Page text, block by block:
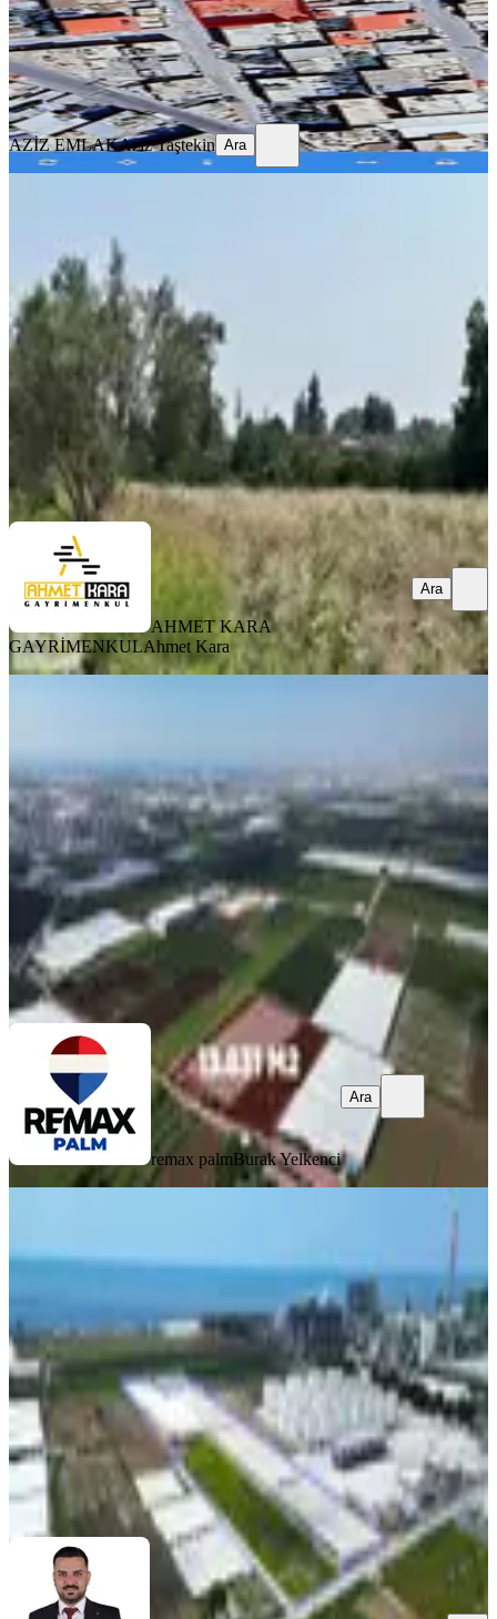
2.750.000 ₺
AZİZ EMLAKAziz Taştekin
Ara
AZİZ EMLAKAziz Taştekin Ara
Akdeniz, Demirhisar Mahallesi
8058 m²·1.595/m²
12.850.000 ₺
AHMET KARA GAYRİMENKUL Ahmet Kara
Ara
AHMET KARA
GAYRİMENKULAhmet Kara
Ara
Akdeniz, Karacailyas Mahallesi
13831 m²·3.001/m²·03.08.2026
41.500.000 ₺
remax palmBurak Yelkenci
Ara
remax palmBurak Yelkenci
Ara
Akdeniz, Kazanlı Mahallesi
26027 m²·5.225/m²· 19.12.2025
136.000.000 ₺
RÖLANS GAYRİMENKUL Halil Yolcu
Ara